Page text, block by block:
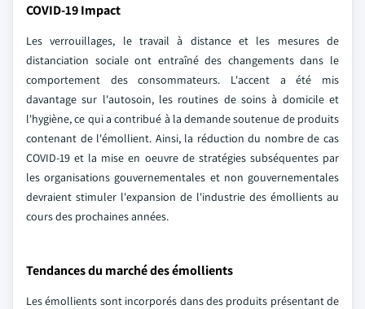
COVID-19 Impact
Les verrouillages, le travail à distance et les mesures de
distanciation sociale ont entraîné des changements dans le
comportement des consommateurs. L'accent a été mis
davantage sur l'autosoin, les routines de soins à domicile et
l'hygiène, ce qui a contribué à la demande soutenue de produits
contenant de l'émollient. Ainsi, la réduction du nombre de cas
COVID-19 et la mise en oeuvre de stratégies subséquentes par
les organisations gouvernementales et non gouvernementales
devraient stimuler l'expansion de l'industrie des émollients au
cours des prochaines années.
Tendances du marché des émollients
Les émollients sont incorporés dans des produits présentant de